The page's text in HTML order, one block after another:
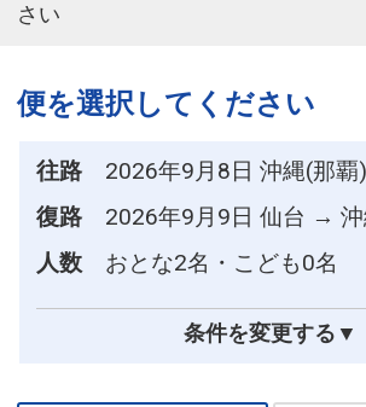
さい
便を選択してください
往路
2026年9月8日 沖縄(那
復路
2026年9月9日 仙台 →
人数
おとな2名・こども0名
条件を変更する▼